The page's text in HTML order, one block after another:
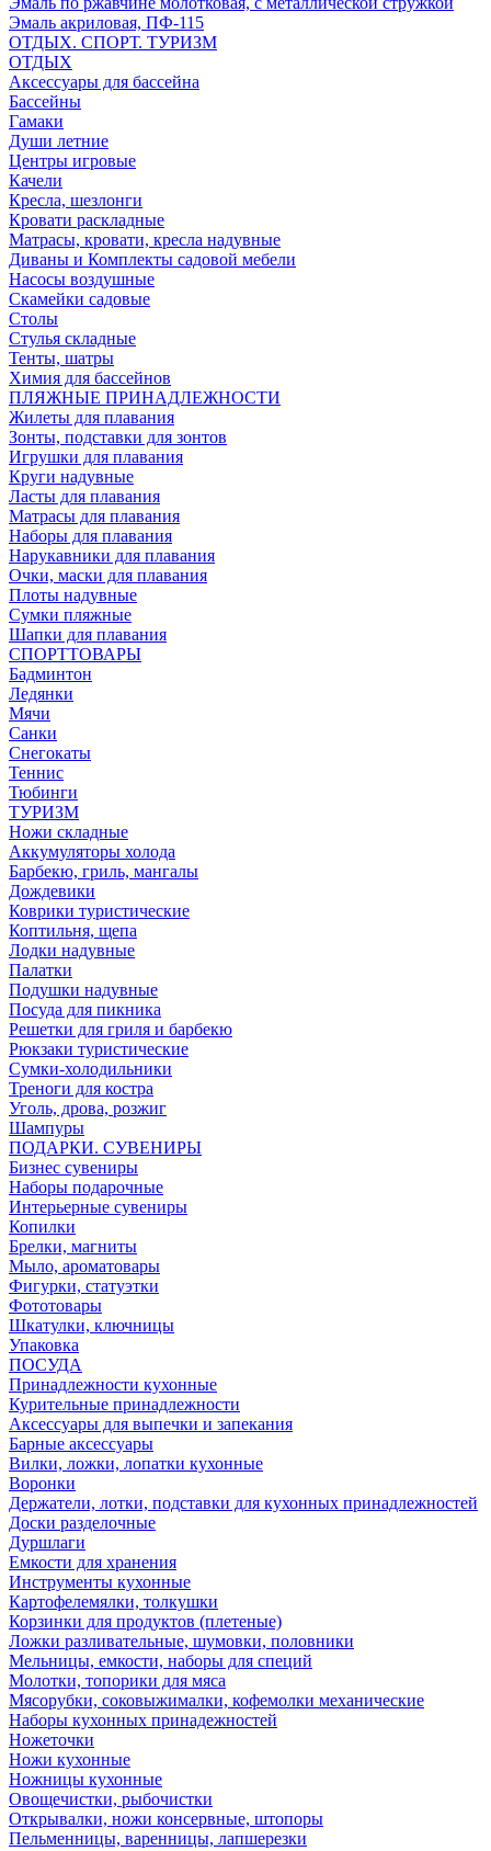
Эмаль акриловая, ПФ-115
ОТДЫХ. СПОРТ. ТУРИЗМ
ОТДЫХ
Аксессуары для бассейна
Бассейны
Гамаки
Души летние
Центры игровые
Качели
Кресла, шезлонги
Кровати раскладные
Матрасы, кровати, кресла надувные
Диваны и Комплекты садовой мебели
Насосы воздушные
Скамейки садовые
Столы
Стулья складные
Тенты, шатры
Химия для бассейнов
ПЛЯЖНЫЕ ПРИНАДЛЕЖНОСТИ
Жилеты для плавания
Зонты, подставки для зонтов
Игрушки для плавания
Круги надувные
Ласты для плавания
Матрасы для плавания
Наборы для плавания
Нарукавники для плавания
Очки, маски для плавания
Плоты надувные
Сумки пляжные
Шапки для плавания
СПОРТТОВАРЫ
Бадминтон
Ледянки
Мячи
Санки
Снегокаты
Теннис
Тюбинги
ТУРИЗМ
Ножи складные
Аккумуляторы холода
Барбекю, гриль, мангалы
Дождевики
Коврики туристические
Коптильня, щепа
Лодки надувные
Палатки
Подушки надувные
Посуда для пикника
Решетки для гриля и барбекю
Рюкзаки туристические
Сумки-холодильники
Треноги для костра
Уголь, дрова, розжиг
Шампуры
ПОДАРКИ. СУВЕНИРЫ
Бизнес сувениры
Наборы подарочные
Интерьерные сувениры
Копилки
Брелки, магниты
Мыло, ароматовары
Фигурки, статуэтки
Фототовары
Шкатулки, ключницы
Упаковка
ПОСУДА
Принадлежности кухонные
Курительные принадлежности
Аксессуары для выпечки и запекания
Барные аксессуары
Вилки, ложки, лопатки кухонные
Воронки
Держатели, лотки, подставки для кухонных принадлежностей
Доски разделочные
Дуршлаги
Емкости для хранения
Инструменты кухонные
Картофелемялки, толкушки
Корзинки для продуктов (плетеные)
Ложки разливательные, шумовки, половники
Мельницы, емкости, наборы для специй
Молотки, топорики для мяса
Мясорубки, соковыжималки, кофемолки механические
Наборы кухонных принадежностей
Ножеточки
Ножи кухонные
Ножницы кухонные
Овощечистки, рыбочистки
Открывалки, ножи консервные, штопоры
Пельменницы, варенницы, лапшерезки